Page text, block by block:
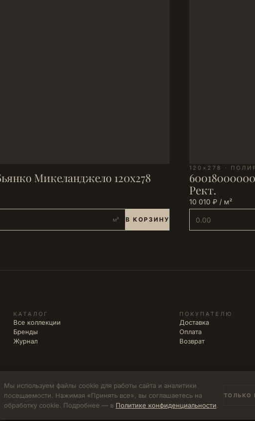
Микеланджело 120х278
м² В КОРЗИНУ
120×278 ·
Рект.
10 010 ₽ / м²
КАТАЛОГ
Все коллекции
Бренды
Журнал
ПОКУПАТЕЛЮ
Доставка
Оплата
Возврат
М.Н. · ИНН 502771785894
Мы используем файлы cookie для работы сайта и аналитики
посещаемости. Нажимая «Принять все», вы соглашаетесь на
обработку cookie. Подробнее — в Политике конфиденциальности.
ТОЛЬКО